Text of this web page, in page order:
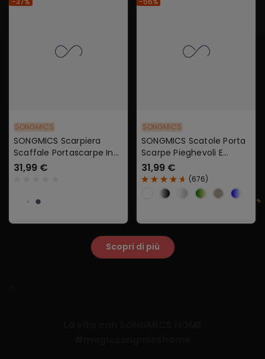
SONGMICS
SONGMICS Scarpiera
Scaffale Portascarpe In
Metallo Fai Da Te
Salvaspazio
31,99 €
SONGMICS
SONGMICS Scatole Porta
Scarpe Pieghevoli E
Impilabili
31,99 €
(676)
Scopri di più